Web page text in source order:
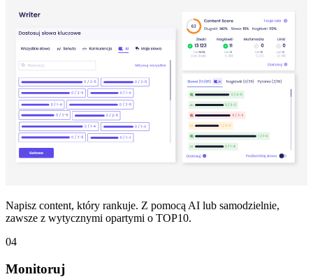
Napisz content, który rankuje. Z pomocą AI lub samodzielnie,
zawsze z wytycznymi opartymi o TOP10.
04
Monitoruj